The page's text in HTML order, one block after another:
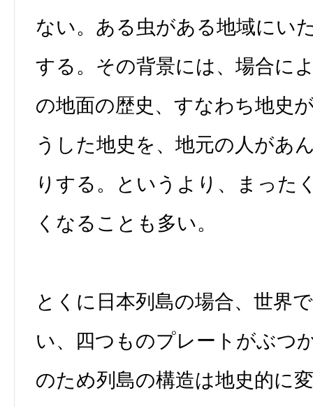
ない。ある虫がある地域にい
する。その背景には、場合に
の地面の歴史、すなわち地史
うした地史を、地元の人があ
りする。というより、まった
くなることも多い。
とくに日本列島の場合、世界
い、四つものプレートがぶつ
のため列島の構造は地史的に